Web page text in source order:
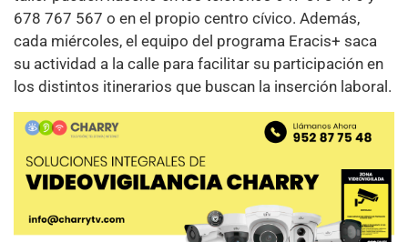
678 767 567 o en el propio centro cívico. Además,
cada miércoles, el equipo del programa Eracis+ saca
su actividad a la calle para facilitar su participación en
los distintos itinerarios que buscan la inserción laboral.